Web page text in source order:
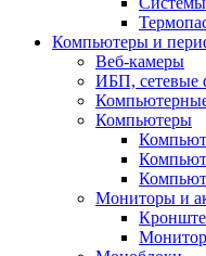
Компьютеры и
Веб-камеры
ИБП, сетевые
Компьютеры
Мониторы и